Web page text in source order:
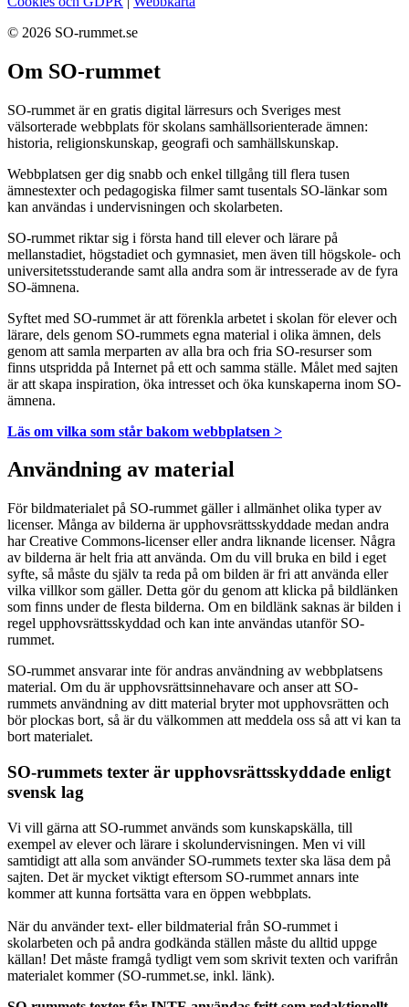
© 2026 SO-rummet.se
Om SO-rummet
SO-rummet är en gratis digital lärresurs och Sveriges mest
välsorterade webbplats för skolans samhällsorienterade ämnen:
historia, religionskunskap, geografi och samhällskunskap.
Webbplatsen ger dig snabb och enkel tillgång till flera tusen
ämnestexter och pedagogiska filmer samt tusentals SO-länkar som
kan användas i undervisningen och skolarbeten.
SO-rummet riktar sig i första hand till elever och lärare på
mellanstadiet, högstadiet och gymnasiet, men även till högskole- och
universitetsstuderande samt alla andra som är intresserade av de fyra
SO-ämnena.
Syftet med SO-rummet är att förenkla arbetet i skolan för elever och
lärare, dels genom SO-rummets egna material i olika ämnen, dels
genom att samla merparten av alla bra och fria SO-resurser som
finns utspridda på Internet på ett och samma ställe. Målet med sajten
är att skapa inspiration, öka intresset och öka kunskaperna inom SO-
ämnena.
Läs om vilka som står bakom webbplatsen >
Användning av material
För bildmaterialet på SO-rummet gäller i allmänhet olika typer av
licenser. Många av bilderna är upphovsrättsskyddade medan andra
har Creative Commons-licenser eller andra liknande licenser. Några
av bilderna är helt fria att använda. Om du vill bruka en bild i eget
syfte, så måste du själv ta reda på om bilden är fri att använda eller
vilka villkor som gäller. Detta gör du genom att klicka på bildlänken
som finns under de flesta bilderna. Om en bildlänk saknas är bilden i
regel upphovsrättsskyddad och kan inte användas utanför SO-
rummet.
SO-rummet ansvarar inte för andras användning av webbplatsens
material. Om du är upphovsrättsinnehavare och anser att SO-
rummets användning av ditt material bryter mot upphovsrätten och
bör plockas bort, så är du välkommen att meddela oss så att vi kan ta
bort materialet.
SO-rummets texter är upphovsrättsskyddade enligt
svensk lag
Vi vill gärna att SO-rummet används som kunskapskälla, till
exempel av elever och lärare i skolundervisningen. Men vi vill
samtidigt att alla som använder SO-rummets texter ska läsa dem på
sajten. Det är mycket viktigt eftersom SO-rummet annars inte
kommer att kunna fortsätta vara en öppen webbplats.
När du använder text- eller bildmaterial från SO-rummet i
skolarbeten och på andra godkända ställen måste du alltid uppge
källan! Det måste framgå tydligt vem som skrivit texten och varifrån
materialet kommer (SO-rummet.se, inkl. länk).